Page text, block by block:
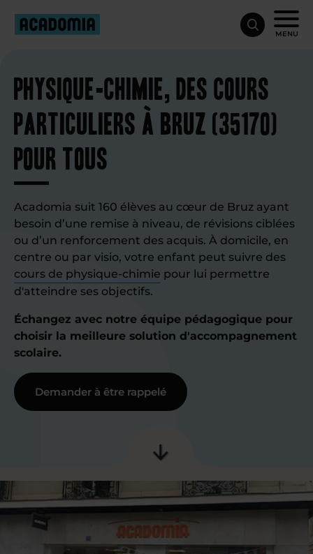
MENU
Physique-chimie, des cours
particuliers à Bruz (35170)
pour tous
Acadomia suit 160 élèves au cœur de Bruz ayant
besoin d’une remise à niveau, de révisions ciblées
ou d’un renforcement des acquis. À domicile, en
centre ou par visio, votre enfant peut suivre des
cours de physique-chimie pour lui permettre
d'atteindre ses objectifs.
Échangez avec notre équipe pédagogique pour
choisir la meilleure solution d'accompagnement
scolaire.
Demander à être rappelé